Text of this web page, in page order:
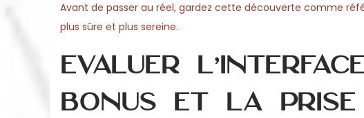
Avant de passer au réel, gardez cette découverte comme
plus sûre et plus sereine.
Évaluer
bonus et la prise